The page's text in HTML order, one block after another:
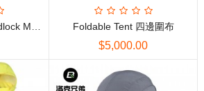
Foldable Tent 四邊圍布
$5,000.00